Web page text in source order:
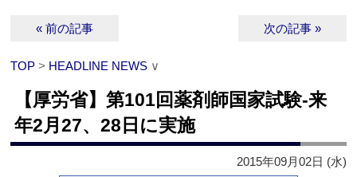
« 前の記事 次の記事 »
TOP > HEADLINE NEWS ∨
【厚労省】第101回薬剤師国家試験‐来
年2月27、28日に実施
2015年09月02日 (水)